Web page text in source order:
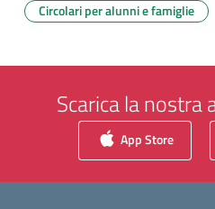
Circolari per alunni e famiglie
Scarica la nostra
App Store